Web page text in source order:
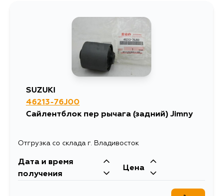
3801
3982
SUZUKI
46213-76J00
Сайлентблок пер рычага (задний) Jimny
Отгрузка со склада г. Владивосток
Дата и время
получения
Цена